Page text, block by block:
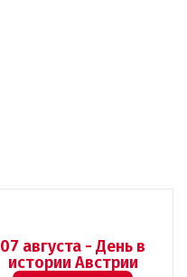
07 августа - День в
истории Австрии